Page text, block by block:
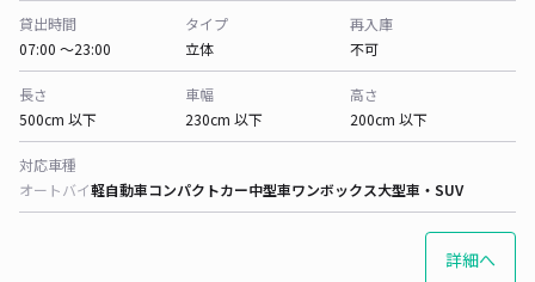
貸出時間
07:00 〜23:00
タイプ
立体
再入庫
不可
長さ
500cm 以下
車幅
230cm 以下
高さ
200cm 以下
対応車種
オートバイ軽自動車コンパクトカー中型車ワンボックス大型車・SUV
詳細へ